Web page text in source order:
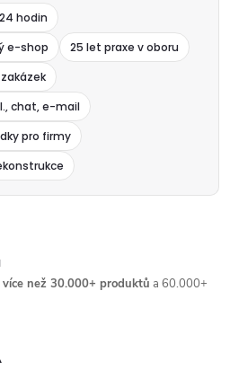
hodin
e-shop
25 let praxe v oboru
chat, e-mail
pro firmy
více než 30.000+ produktů a 60.000+